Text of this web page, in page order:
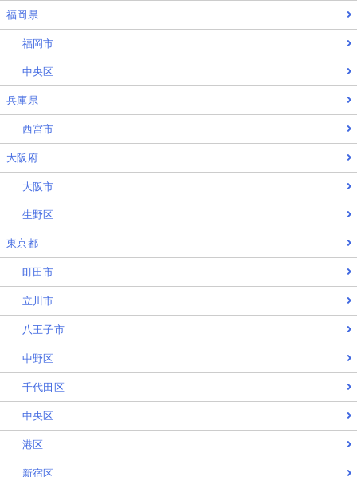
福岡県
福岡市
中央区
兵庫県
西宮市
大阪府
大阪市
生野区
東京都
町田市
立川市
八王子市
中野区
千代田区
中央区
港区
新宿区